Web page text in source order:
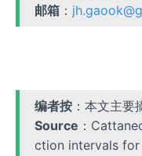
邮箱 ：
编者按 ：本文主要
Source ：
ction intervals